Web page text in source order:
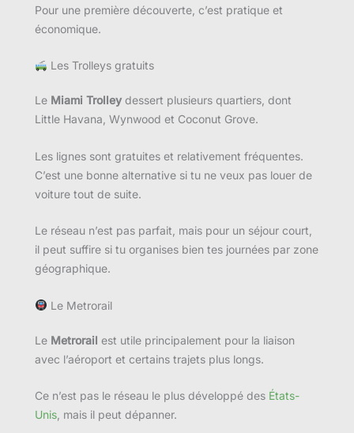
Pour une première découverte, c’est pratique et
économique.
Les Trolleys gratuits
Le Miami Trolley dessert plusieurs quartiers, dont
Little Havana, Wynwood et Coconut Grove.
Les lignes sont gratuites et relativement fréquentes.
C’est une bonne alternative si tu ne veux pas louer de
voiture tout de suite.
Le réseau n’est pas parfait, mais pour un séjour court,
il peut suffire si tu organises bien tes journées par zone
géographique.
Le Metrorail
Le Metrorail est utile principalement pour la liaison
avec l’aéroport et certains trajets plus longs.
Ce n’est pas le réseau le plus développé des États-
Unis , mais il peut dépanner.